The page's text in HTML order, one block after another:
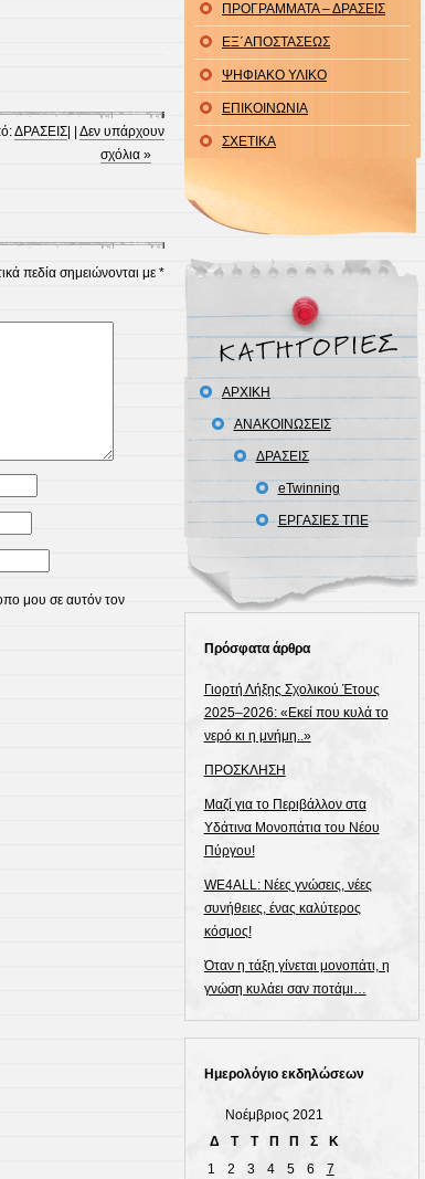
ΔΡΑΣΕΙΣ| | Δεν υπάρχουν
σχόλια »
πεδία σημειώνονται με *
μου σε αυτόν τον
ΠΡΟΓΡΑΜΜΑΤΑ – ΔΡΑΣΕΙΣ
ΕΞ΄ΑΠΟΣΤΑΣΕΩΣ
ΨΗΦΙΑΚΟ ΥΛΙΚΟ
ΕΠΙΚΟΙΝΩΝΙΑ
ΣΧΕΤΙΚΑ
ΑΡΧΙΚΗ
ΑΝΑΚΟΙΝΩΣΕΙΣ
ΔΡΑΣΕΙΣ
eTwinning
ΕΡΓΑΣΙΕΣ ΤΠΕ
Πρόσφατα άρθρα
Γιορτή Λήξης Σχολικού Έτους
2025–2026: «Εκεί που κυλά το
νερό κι η μνήμη..»
ΠΡΟΣΚΛΗΣΗ
Μαζί για το Περιβάλλον στα
Υδάτινα Μονοπάτια του Νέου
Πύργου!
WE4ALL: Νέες γνώσεις, νέες
συνήθειες, ένας καλύτερος
κόσμος!
Όταν η τάξη γίνεται μονοπάτι, η
γνώση κυλάει σαν ποτάμι…
Ημερολόγιο εκδηλώσεων
Νοέμβριος 2021
Δ
Τ Τ Π Π Σ
Κ
1
2 3 4 5 6
7